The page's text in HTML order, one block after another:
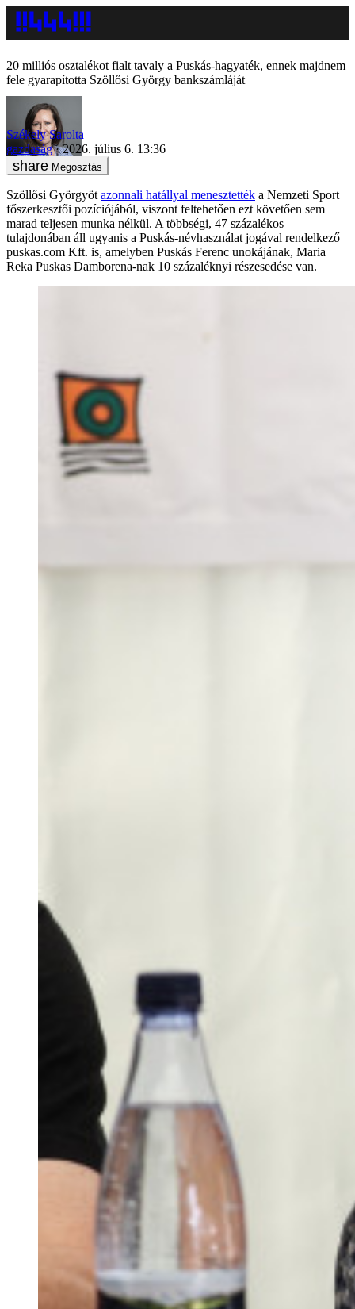
20 milliós osztalékot fialt tavaly a Puskás-hagyaték, ennek majdnem
fele gyarapította Szöllősi György bankszámláját
Székely Sarolta
gazdaság
2026. július 6. 13:36
Megosztás
Szöllősi Györgyöt azonnali hatállyal menesztették a Nemzeti Sport
főszerkesztői pozíciójából, viszont feltehetően ezt követően sem
marad teljesen munka nélkül. A többségi, 47 százalékos
tulajdonában áll ugyanis a Puskás-névhasználat jogával rendelkező
puskas.com Kft. is, amelyben Puskás Ferenc unokájának, Maria
Reka Puskas Damborena-nak 10 százaléknyi részesedése van.